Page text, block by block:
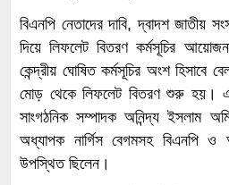
বিএনপি নেতাদের দাবি, দ্বাদশ জাতীয়
দিয়ে লিফলেট বিতরণ কর্মসূচির
কেন্দ্রীয় ঘোষিত কর্মসূচির অংশ হিসাবে
মোড় থেকে লিফলেট বিতরণ শুরু হয়।
সাংগঠনিক সম্পাদক অনিন্দ্য ইসলাম
অধ্যাপক নার্গিস বেগমসহ বিএনপি ও
উপস্থিত ছিলেন।